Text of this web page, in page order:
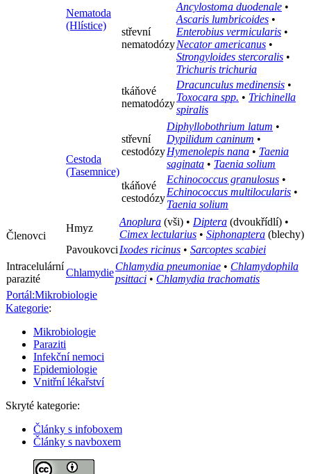
Nematoda
(Hlístice)
střevní
nematodózy
Ancylostoma duodenale •
Ascaris lumbricoides •
Enterobius vermicularis •
Necator americanus •
Strongyloides stercoralis •
Trichuris trichuria
tkáňové
nematodózy
Dracunculus medinensis •
Toxocara spp. • Trichinella
spiralis
Cestoda
(Tasemnice)
střevní
cestodózy
Diphyllobothrium latum •
Dypilidum caninum •
Hymenolepis nana • Taenia
saginata • Taenia solium
tkáňové
cestodózy
Echinococcus granulosus •
Echinococcus multilocularis •
Taenia solium
Členovci
Hmyz
Anoplura (vši) • Diptera (dvoukřídlí) •
Cimex lectularius • Siphonaptera (blechy)
Pavoukovci Ixodes ricinus • Sarcoptes scabiei
Intracelulární
parazité
Chlamydie
Chlamydia pneumoniae • Chlamydophila
psittaci • Chlamydia trachomatis
Portál:Mikrobiologie
Kategorie:
Mikrobiologie
Paraziti
Infekční nemoci
Epidemiologie
Vnitřní lékařství
Skryté kategorie:
Články s infoboxem
Články s navboxem